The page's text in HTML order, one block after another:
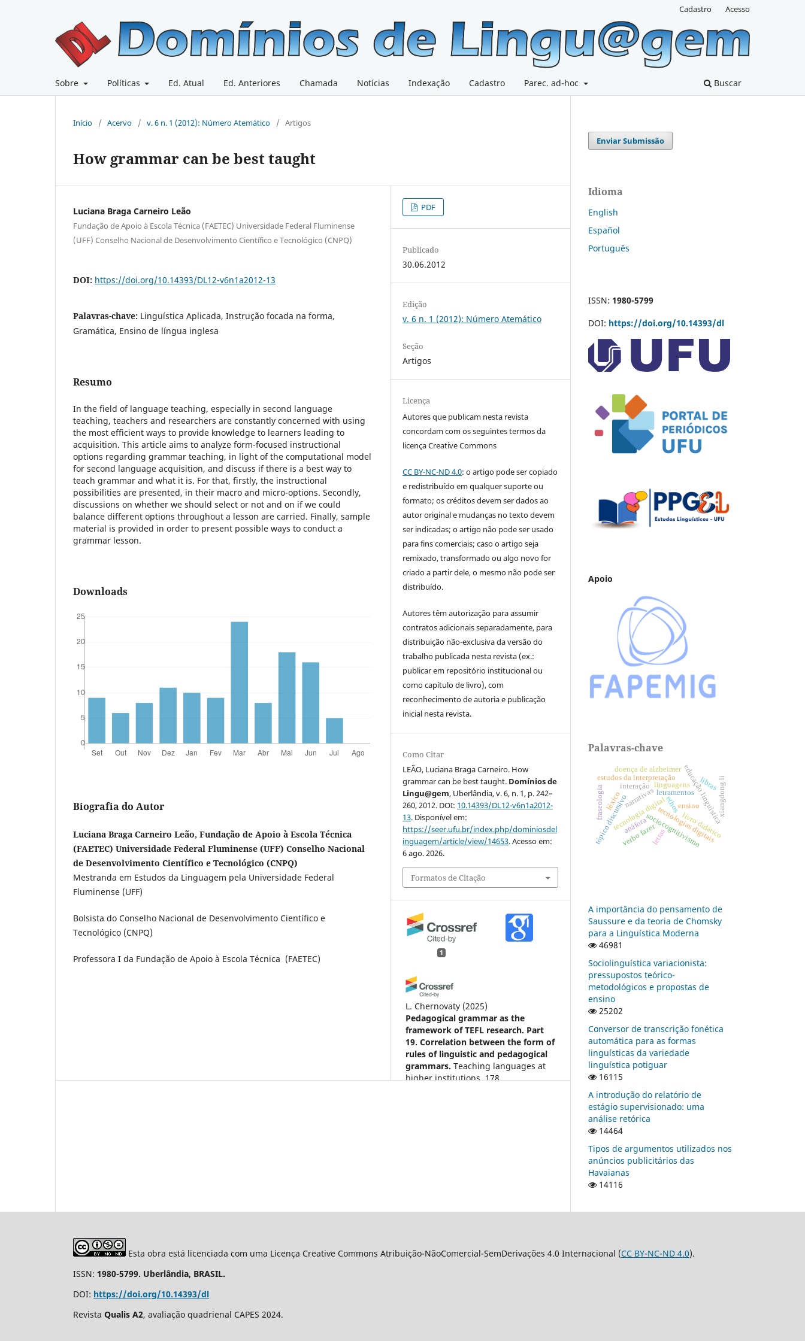
Sobre Políticas Ed. Atual Ed. Anteriores Chamada Notícias Indexação Cadastro Parec. ad-hoc Buscar
Cadastro Acesso
Início / Acervo / v. 6 n. 1 (2012): Número Atemático / Artigos
How grammar can be best taught
Luciana Braga Carneiro Leão
Fundação de Apoio à Escola Técnica (FAETEC) Universidade Federal Fluminense
(UFF) Conselho Nacional de Desenvolvimento Científico e Tecnológico (CNPQ)
DOI: https://doi.org/10.14393/DL12-v6n1a2012-13
Palavras-chave: Linguística Aplicada, Instrução focada na forma,
Gramática, Ensino de língua inglesa
Resumo
In the field of language teaching, especially in second language
teaching, teachers and researchers are constantly concerned with using
the most efficient ways to provide knowledge to learners leading to
acquisition. This article aims to analyze form-focused instructional
options regarding grammar teaching, in light of the computational model
for second language acquisition, and discuss if there is a best way to
teach grammar and what it is. For that, firstly, the instructional
possibilities are presented, in their macro and micro-options. Secondly,
discussions on whether we should select or not and on if we could
balance different options throughout a lesson are carried. Finally, sample
material is provided in order to present possible ways to conduct a
grammar lesson.
Downloads
Biografia do Autor
Luciana Braga Carneiro Leão, Fundação de Apoio à Escola Técnica
(FAETEC) Universidade Federal Fluminense (UFF) Conselho Nacional
de Desenvolvimento Científico e Tecnológico (CNPQ)
Mestranda em Estudos da Linguagem pela Universidade Federal
Fluminense (UFF)
Bolsista do Conselho Nacional de Desenvolvimento Científico e
Tecnológico (CNPQ)
Professora I da Fundação de Apoio à Escola Técnica (FAETEC)
PDF
Publicado
30.06.2012
Edição
v. 6 n. 1 (2012): Número Atemático
Seção
Artigos
Licença
Autores que publicam nesta revista
concordam com os seguintes termos da
licença Creative Commons
CC BY-NC-ND 4.0: o artigo pode ser copiado
e redistribuído em qualquer suporte ou
formato; os créditos devem ser dados ao
autor original e mudanças no texto devem
ser indicadas; o artigo não pode ser usado
para fins comerciais; caso o artigo seja
remixado, transformado ou algo novo for
criado a partir dele, o mesmo não pode ser
distribuído.
Autores têm autorização para assumir
contratos adicionais separadamente, para
distribuição não-exclusiva da versão do
trabalho publicada nesta revista (ex.:
publicar em repositório institucional ou
como capítulo de livro), com
reconhecimento de autoria e publicação
inicial nesta revista.
Como Citar
LEÃO, Luciana Braga Carneiro. How
grammar can be best taught. Domínios de
Lingu@gem, Uberlândia, v. 6, n. 1, p. 242–
260, 2012. DOI: 10.14393/DL12-v6n1a2012-
13. Disponível em:
https://seer.ufu.br/index.php/dominiosdel
inguagem/article/view/14653. Acesso em:
6 ago. 2026.
Formatos de Citação
1
L. Chernovaty (2025)
Pedagogical grammar as the
framework of TEFL research. Part
19. Correlation between the form of
rules of linguistic and pedagogical
grammars. Teaching languages at
higher institutions, 178.
Enviar Submissão
Idioma
English
Español
Português
ISSN: 1980-5799
DOI: https://doi.org/10.14393/dl
Apoio
Palavras-chave
linguagens
letramentos
ensino
tecnologia digital educação linguística
tecnologias digitais
xiangdong li
estudos da interpretação
doença de alzheimer
narrativas
interação
sociocognitivismo
tópico discursivoverbo fazer
anáfora livro didático
ethos
fraseologialéxico
libras
letras
A importância do pensamento de
Saussure e da teoria de Chomsky
para a Linguística Moderna
46981
Sociolinguística variacionista:
pressupostos teórico-
metodológicos e propostas de
ensino
25202
Conversor de transcrição fonética
automática para as formas
linguísticas da variedade
linguística potiguar
16115
A introdução do relatório de
estágio supervisionado: uma
análise retórica
14464
Tipos de argumentos utilizados nos
anúncios publicitários das
Havaianas
14116
Esta obra está licenciada com uma Licença Creative Commons Atribuição-NãoComercial-SemDerivações 4.0 Internacional (CC BY-NC-ND 4.0).
ISSN: 1980-5799. Uberlândia, BRASIL.
DOI: https://doi.org/10.14393/dl
Revista Qualis A2, avaliação quadrienal CAPES 2024.